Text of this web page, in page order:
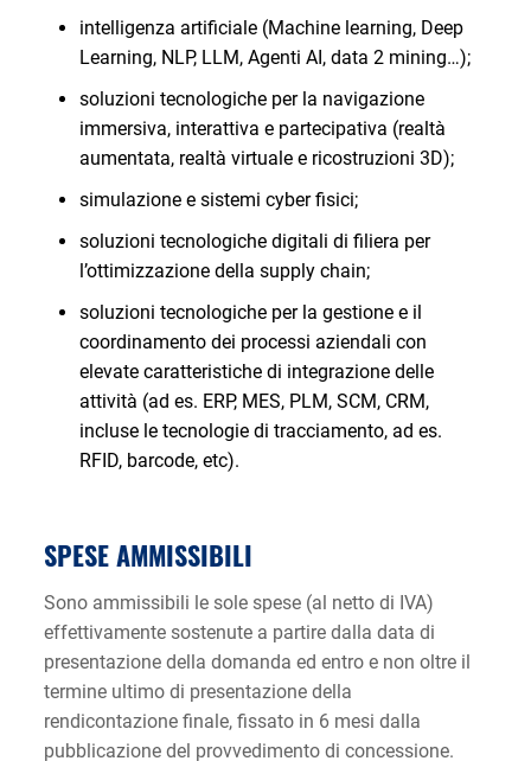
intelligenza artificiale (Machine learning, Deep
Learning, NLP, LLM, Agenti AI, data 2 mining…);
soluzioni tecnologiche per la navigazione
immersiva, interattiva e partecipativa (realtà
aumentata, realtà virtuale e ricostruzioni 3D);
simulazione e sistemi cyber fisici;
soluzioni tecnologiche digitali di filiera per
l’ottimizzazione della supply chain;
soluzioni tecnologiche per la gestione e il
coordinamento dei processi aziendali con
elevate caratteristiche di integrazione delle
attività (ad es. ERP, MES, PLM, SCM, CRM,
incluse le tecnologie di tracciamento, ad es.
RFID, barcode, etc).
SPESE AMMISSIBILI
Sono ammissibili le sole spese (al netto di IVA)
effettivamente sostenute a partire dalla data di
presentazione della domanda ed entro e non oltre il
termine ultimo di presentazione della
rendicontazione finale, fissato in 6 mesi dalla
pubblicazione del provvedimento di concessione.